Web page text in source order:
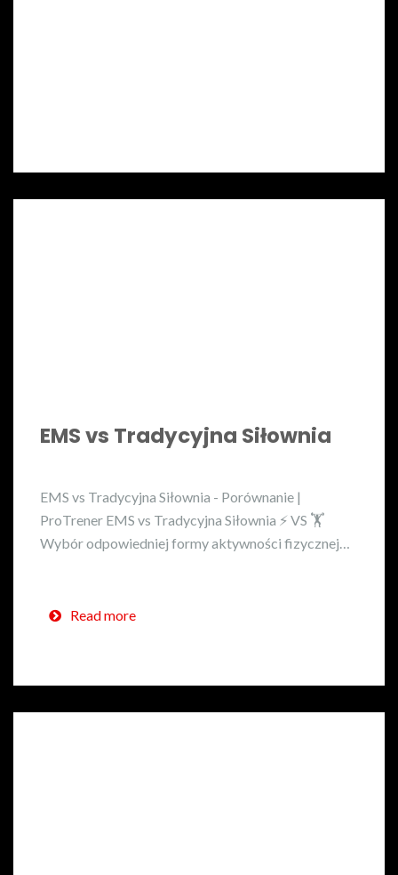
EMS vs Tradycyjna Siłownia
EMS vs Tradycyjna Siłownia - Porównanie |
ProTrener EMS vs Tradycyjna Siłownia ⚡ VS 🏋️
Wybór odpowiedniej formy aktywności fizycznej…
Read more